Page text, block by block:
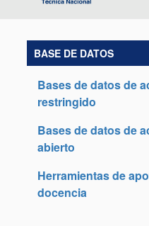
BASE DE DATOS
Bases de datos de
restringido
Bases de datos de
abierto
Herramientas de
docencia